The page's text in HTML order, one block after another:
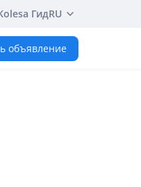
ГидRU
объявление